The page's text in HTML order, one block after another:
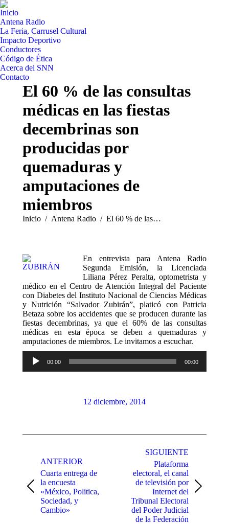
Inicio
Antena Radio
La Feria, Carrusel Cultural
Impacto Deportivo
Conductores
Código de Ética
Acerca del SNN
Contacto
El 60 % de las consultas
médicas en las fiestas
decembrinas son
producidas por
quemaduras y
amputaciones de
miembros
Estás aquí:
Inicio Antena Radio El 60 % de las…
En entrevista para Antena Radio
Segunda Emisión, la Licenciada
Liliana Pérez Peralta, optometrista y
médico en el Centro de Atención Integral del Paciente
con Diabetes del Instituto Nacional de Ciencias Médicas
y Nutrición “Salvador Zubirán”, platicó con Patricia
Betaza sobre los accidentes que se producen durante las
fiestas decembrinas, ya que el 60% de las consultas
médicas en esta época se deben a quemaduras y
amputaciones de miembros. Le invitamos a escuchar.
Reproductor
audio
00:00 00:00
12 diciembre, 2014
publicaciones
ANTERIOR
Publicación
anterior:
Cuarta entrega de
la encuesta
«México, Politica,
Sociedad, y
Cambio»
SIGUIENTE
Publicación
siguiente:
Plataforma
electoral, el canal
de televisión por
Internet del
Tribunal Electoral
del Poder Judicial
de la Federación